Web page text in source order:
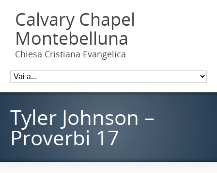
Calvary Chapel
Montebelluna
Chiesa Cristiana Evangelica
Tyler Johnson –
Proverbi 17